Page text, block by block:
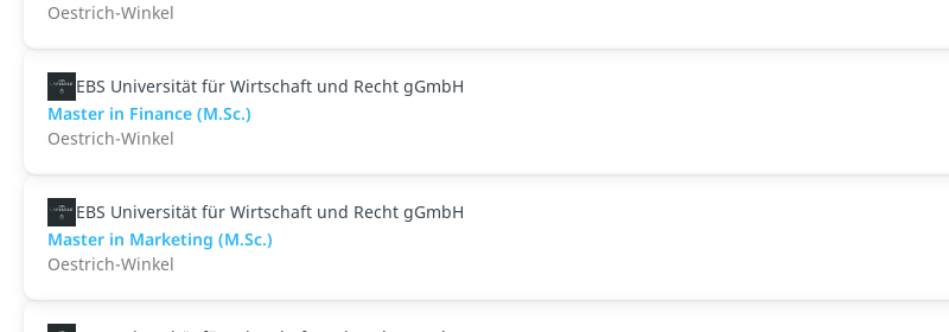
Oestrich-Winkel
EBS Universität für Wirtschaft und Recht gGmbH
Master in Finance (M.Sc.)
Oestrich-Winkel
EBS Universität für Wirtschaft und Recht gGmbH
Master in Marketing (M.Sc.)
Oestrich-Winkel